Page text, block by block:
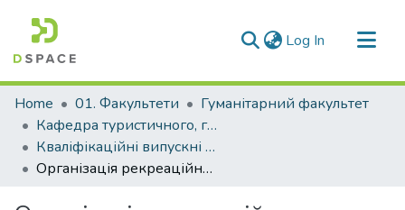
Log In (current)
Communities & Collections
All of DSpace
Statistics
Home 01. Факультети
Гуманітарний факультет
Кафедра туристичного, готельного та ресторанного бізнесу (Кафедра ТГ та РБ)
Кваліфікаційні випускні роботи здобувачів вищої освіти кафедри ТГ та РБ
Організація рекреаційного туризму